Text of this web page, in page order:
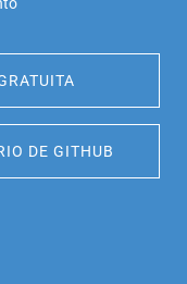
DE GITHUB